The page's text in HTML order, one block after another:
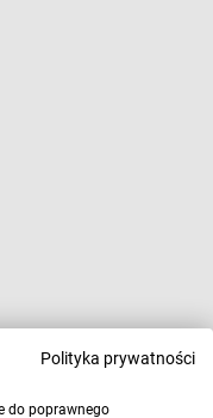
Polityka prywatności
do poprawnego